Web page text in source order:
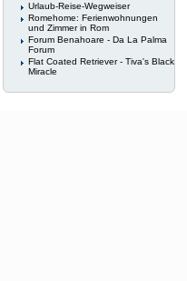
Urlaub-Reise-Wegweiser
Romehome: Ferienwohnungen
und Zimmer in Rom
Forum Benahoare - Da La Palma
Forum
Flat Coated Retriever - Tiva's Black
Miracle